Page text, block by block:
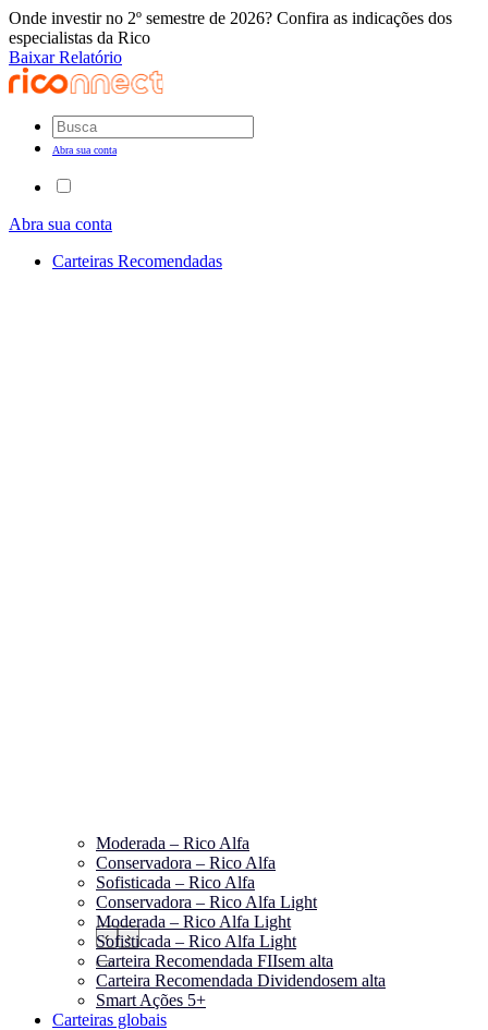
Onde investir no 2º semestre de 2026? Confira as indicações dos
especialistas da Rico
Baixar Relatório
Abra sua conta
Abra sua conta
Carteiras Recomendadas
‹ ›
Moderada – Rico Alfa
Conservadora – Rico Alfa
Sofisticada – Rico Alfa
Conservadora – Rico Alfa Light
Moderada – Rico Alfa Light
Sofisticada – Rico Alfa Light
Carteira Recomendada FIIsem alta
Carteira Recomendada Dividendosem alta
Smart Ações 5+
Carteiras globais